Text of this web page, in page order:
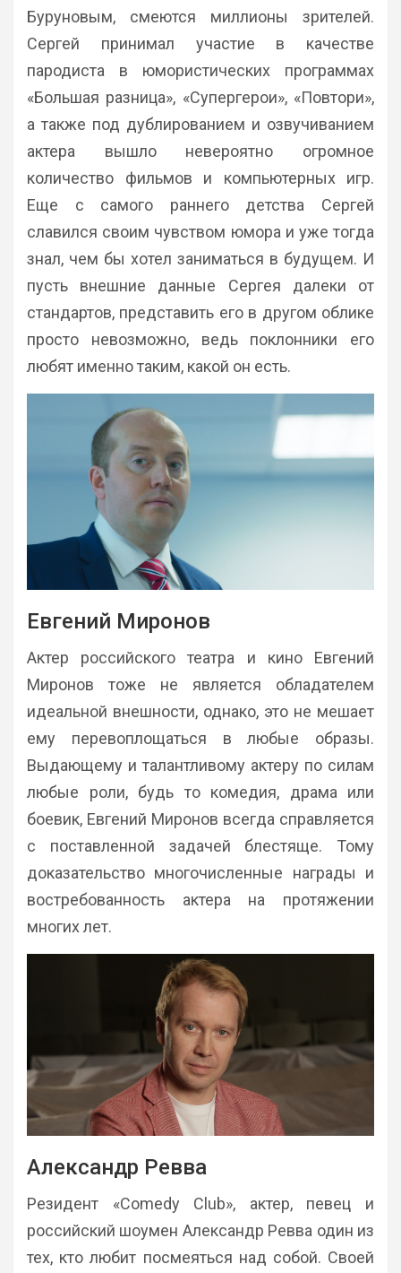
Буруновым, смеются миллионы зрителей.
Сергей принимал участие в качестве
пародиста в юмористических программах
«Большая разница», «Супергерои», «Повтори»,
а также под дублированием и озвучиванием
актера вышло невероятно огромное
количество фильмов и компьютерных игр.
Еще с самого раннего детства Сергей
славился своим чувством юмора и уже тогда
знал, чем бы хотел заниматься в будущем. И
пусть внешние данные Сергея далеки от
стандартов, представить его в другом облике
просто невозможно, ведь поклонники его
любят именно таким, какой он есть.
Евгений Миронов
Актер российского театра и кино Евгений
Миронов тоже не является обладателем
идеальной внешности, однако, это не мешает
ему перевоплощаться в любые образы.
Выдающему и талантливому актеру по силам
любые роли, будь то комедия, драма или
боевик, Евгений Миронов всегда справляется
с поставленной задачей блестяще. Тому
доказательство многочисленные награды и
востребованность актера на протяжении
многих лет.
Александр Ревва
Резидент «Comedy Club», актер, певец и
российский шоумен Александр Ревва один из
тех, кто любит посмеяться над собой. Своей